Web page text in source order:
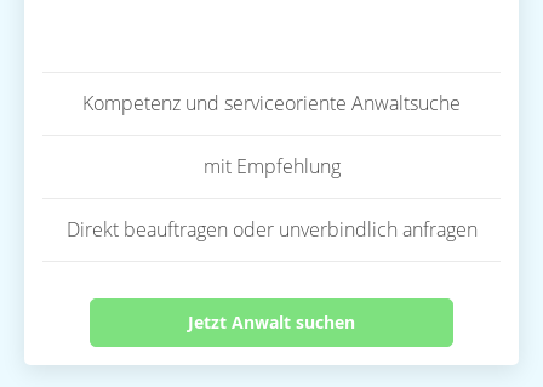
Kompetenz und serviceoriente Anwaltsuche
mit Empfehlung
Direkt beauftragen oder unverbindlich anfragen
Jetzt Anwalt suchen